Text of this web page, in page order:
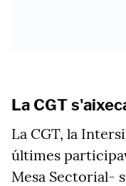
La CGT
La CGT, la
últimes
Mesa Sectorial-